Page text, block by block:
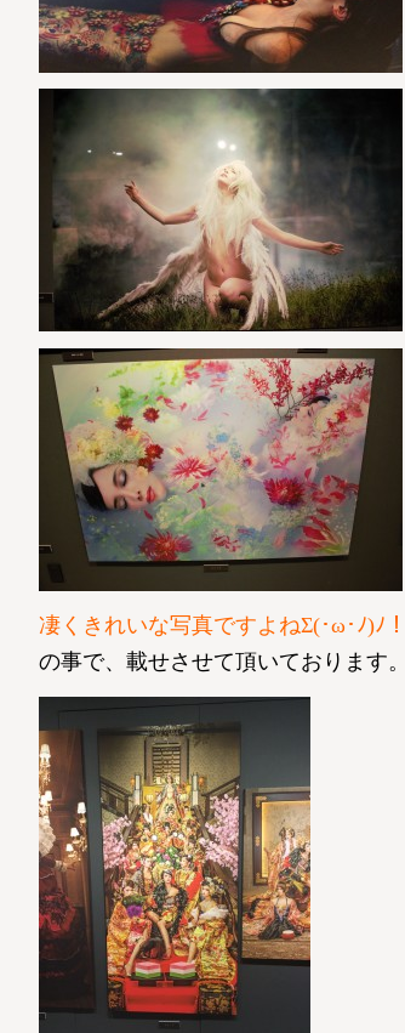
凄くきれいな写真ですよねΣ(･ω･ﾉ)ﾉ！
の事で、載せさせて頂いております